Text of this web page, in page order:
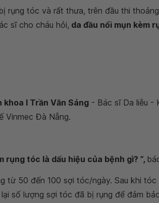
rụng tóc và rất thưa, trên đầu thi
sĩ cho cháu hỏi, da đầu nổi mụn kèm
khoa I Trần Văn Sáng - Bác sĩ Da liễu -
Vinmec Đà Nẵng.
rụng tóc là dấu hiệu của bệnh gì? ”,
từ 50 đến 100 sợi tóc/ngày. Sau khi
số lượng sợi tóc đã bị rụng để đảm